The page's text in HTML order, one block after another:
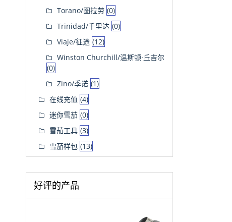
Torano/图拉劳 (0)
Trinidad/千里达 (0)
Viaje/征途 (12)
Winston Churchill/温斯顿·丘吉尔
(0)
Zino/季诺 (1)
在线充值 (4)
迷你雪茄 (0)
雪茄工具 (3)
雪茄样包 (13)
好评的产品